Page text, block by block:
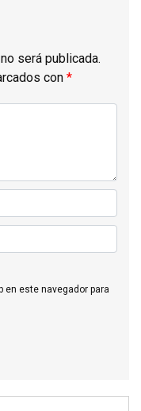
será publicada.
con *